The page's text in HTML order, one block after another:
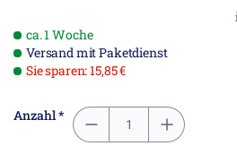
ca. 1 Woche
Versand mit Paketdienst
Sie sparen: 15,85 €
Anzahl *